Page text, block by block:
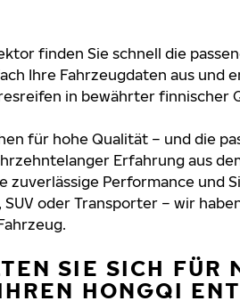
finden Sie schnell die
Ihre Fahrzeugdaten aus und
in bewährter finnischer
für hohe Qualität – und die
Erfahrung aus
zuverlässige Performance und
oder Transporter – wir
SIE SICH FÜR
HONGQI